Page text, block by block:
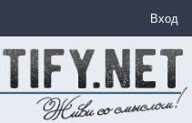
Вход